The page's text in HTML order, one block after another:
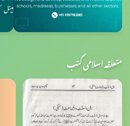
متعلقہ اسلامی کتب